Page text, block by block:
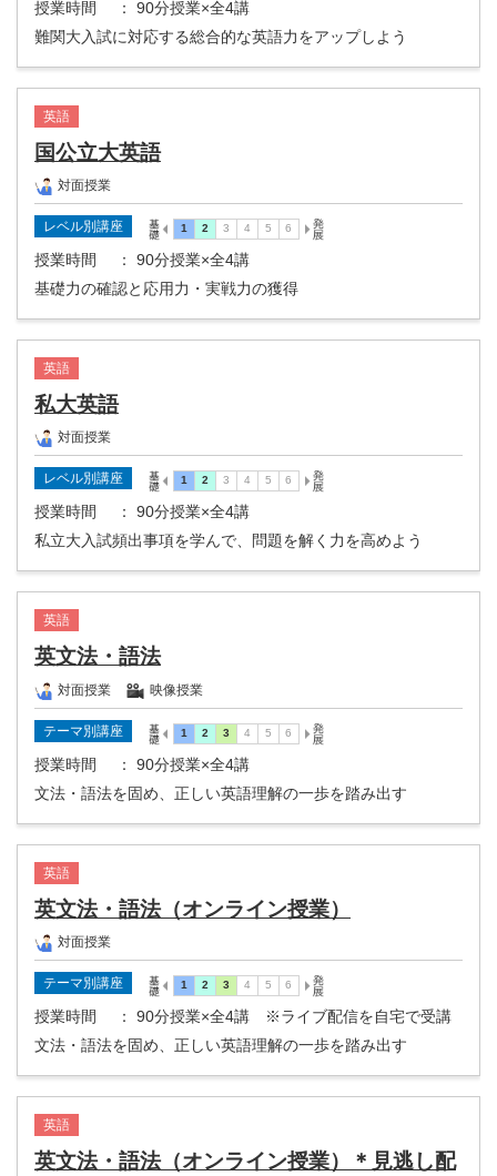
授業時間
： 90分授業×全4講
難関大入試に対応する総合的な英語力をアップしよう
英語
国公立大英語
対面授業
レベル別講座
授業時間
： 90分授業×全4講
基礎力の確認と応用力・実戦力の獲得
英語
私大英語
対面授業
レベル別講座
授業時間
： 90分授業×全4講
私立大入試頻出事項を学んで、問題を解く力を高めよう
英語
英文法・語法
対面授業 映像授業
テーマ別講座
授業時間
： 90分授業×全4講
文法・語法を固め、正しい英語理解の一歩を踏み出す
英語
英文法・語法（オンライン授業）
対面授業
テーマ別講座
授業時間
： 90分授業×全4講 ※ライブ配信を自宅で受講
文法・語法を固め、正しい英語理解の一歩を踏み出す
英語
英文法・語法（オンライン授業）＊見逃し配